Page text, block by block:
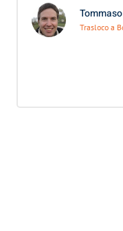
Trasloco a